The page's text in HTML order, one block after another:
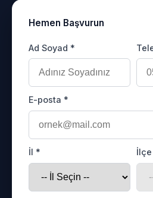
Hemen Başvurun
Ad Soyad *
E-posta *
İl *